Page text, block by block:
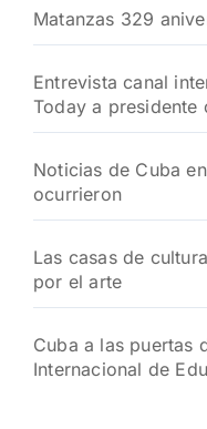
Matanzas 329
Entrevista canal
Today a presidente
Noticias de Cuba
ocurrieron
Las casas de
por el arte
Cuba a las puertas
Internacional de